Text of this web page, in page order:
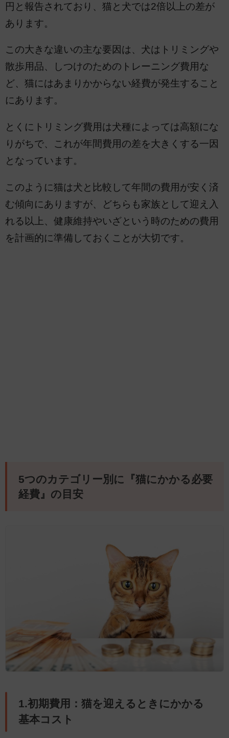
円と報告されており、猫と犬では2倍以上の差が
あります。
この大きな違いの主な要因は、犬はトリミングや
散歩用品、しつけのためのトレーニング費用な
ど、猫にはあまりかからない経費が発生すること
にあります。
とくにトリミング費用は犬種によっては高額にな
りがちで、これが年間費用の差を大きくする一因
となっています。
このように猫は犬と比較して年間の費用が安く済
む傾向にありますが、どちらも家族として迎え入
れる以上、健康維持やいざという時のための費用
を計画的に準備しておくことが大切です。
5つのカテゴリー別に『猫にかかる必要
経費』の目安
1.初期費用：猫を迎えるときにかかる
基本コスト